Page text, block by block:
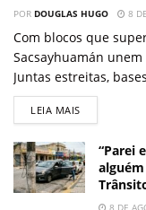
POR DOUGLAS HUGO 8
Com blocos que
Sacsayhuamán
Juntas estreitas,
LEIA MAIS
“Parei
8 DE